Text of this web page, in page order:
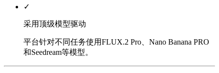
✓
采用顶级模型驱动
平台针对不同任务使用FLUX.2 Pro、Nano Banana PRO
和Seedream等模型。